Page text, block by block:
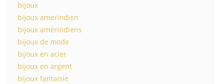
bijoux
bijoux amerindien
bijoux amérindiens
bijoux de mode
bijoux en acier
bijoux en argent
bijoux fantaisie